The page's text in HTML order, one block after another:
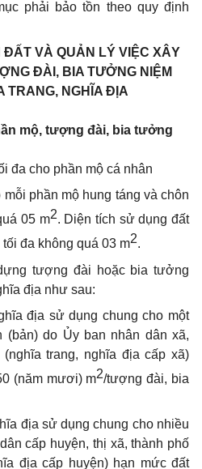
phải bảo tồn theo quy định
ĐẤT VÀ QUẢN LÝ VIỆC XÂY
ĐÀI, BIA TƯỞNG NIỆM
TRANG, NGHĨA ĐỊA
mộ, tượng đài, bia tưởng
đa cho phần mộ cá nhân
phần mộ hung táng và chôn
05 m2. Diện tích sử dụng đất
đa không quá 03 m2.
tượng đài hoặc bia tưởng
địa như sau:
địa sử dụng chung cho một
(bản) do Ủy ban nhân dân xã,
(nghĩa trang, nghĩa địa cấp xã)
(năm mươi) m2/tượng đài, bia
địa sử dụng chung cho nhiều
cấp huyện, thị xã, thành phố
địa cấp huyện) hạn mức đất